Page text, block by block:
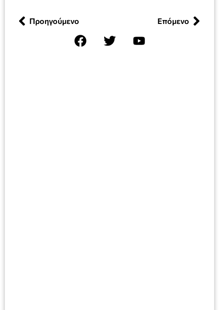
Προηγούμενο Επόμενο